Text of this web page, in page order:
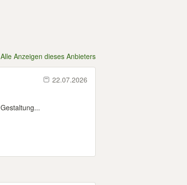
Alle Anzeigen dieses Anbieters
22.07.2026